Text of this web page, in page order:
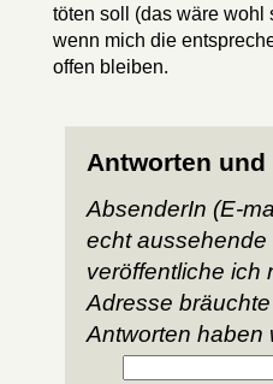
töten soll (das wäre wohl
wenn mich die
offen bleiben.
Antworten und
AbsenderIn (E-
echt aussehende
veröffentliche ich
Adresse
Antworten haben